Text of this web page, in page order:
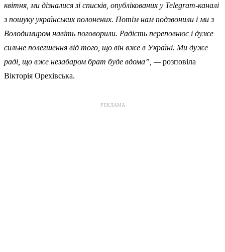
квітня, ми дізналися зі списків, опублікованих у Telegram-каналі
з пошуку українських полонених. Потім нам подзвонили і ми з
Володимиром навіть поговорили. Радість переповнює і дуже
сильне полегшення від того, що він вже в Україні. Ми дуже
раді, що вже незабаром брат буде вдома”, —розповіла
Вікторія Орехівська.
РЕКЛАМА